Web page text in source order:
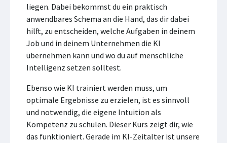
liegen. Dabei bekommst du ein praktisch
anwendbares Schema an die Hand, das dir dabei
hilft, zu entscheiden, welche Aufgaben in deinem
Job und in deinem Unternehmen die KI
übernehmen kann und wo du auf menschliche
Intelligenz setzen solltest.
Ebenso wie KI trainiert werden muss, um
optimale Ergebnisse zu erzielen, ist es sinnvoll
und notwendig, die eigene Intuition als
Kompetenz zu schulen. Dieser Kurs zeigt dir, wie
das funktioniert. Gerade im KI-Zeitalter ist unsere